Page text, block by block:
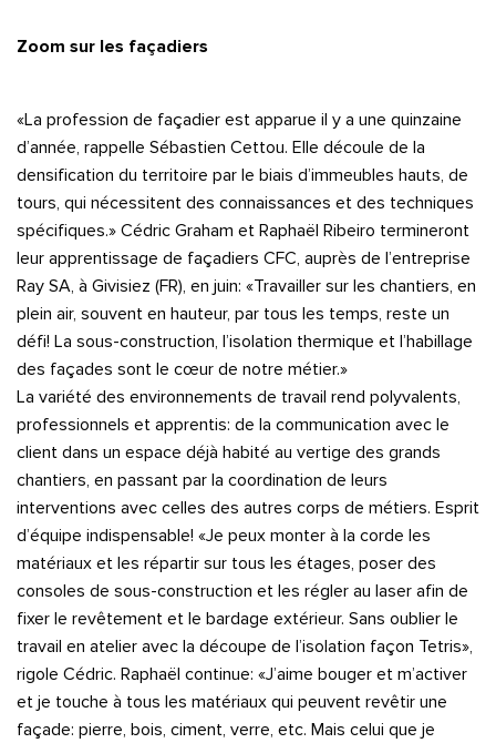
Zoom sur les façadiers
«La profession de façadier est apparue il y a une quinzaine
d’année, rappelle Sébastien Cettou. Elle découle de la
densification du territoire par le biais d’immeubles hauts, de
tours, qui nécessitent des connaissances et des techniques
spécifiques.» Cédric Graham et Raphaël Ribeiro termineront
leur apprentissage de façadiers CFC, auprès de l’entreprise
Ray SA, à Givisiez (FR), en juin: «Travailler sur les chantiers, en
plein air, souvent en hauteur, par tous les temps, reste un
défi! La sous-construction, l’isolation thermique et l’habillage
des façades sont le cœur de notre métier.»
La variété des environnements de travail rend polyvalents,
professionnels et apprentis: de la communication avec le
client dans un espace déjà habité au vertige des grands
chantiers, en passant par la coordination de leurs
interventions avec celles des autres corps de métiers. Esprit
d’équipe indispensable! «Je peux monter à la corde les
matériaux et les répartir sur tous les étages, poser des
consoles de sous-construction et les régler au laser afin de
fixer le revêtement et le bardage extérieur. Sans oublier le
travail en atelier avec la découpe de l’isolation façon Tetris»,
rigole Cédric. Raphaël continue: «J’aime bouger et m’activer
et je touche à tous les matériaux qui peuvent revêtir une
façade: pierre, bois, ciment, verre, etc. Mais celui que je